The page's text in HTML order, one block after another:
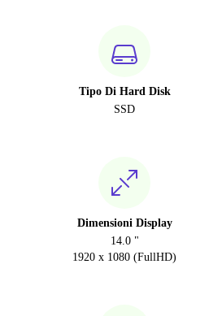
Tipo Di Hard Disk
SSD
Dimensioni Display
14.0 "
1920 x 1080 (FullHD)